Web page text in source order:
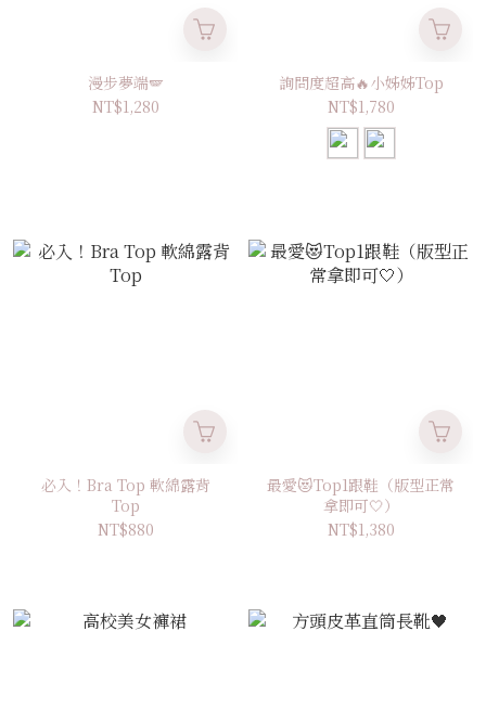
漫步夢端🪽
NT$1,280
詢問度超高🔥小姊姊Top
NT$1,780
必入！Bra Top 軟綿露背
Top
NT$880
最愛😻Top1跟鞋（版型正常
拿即可🤍）
NT$1,380